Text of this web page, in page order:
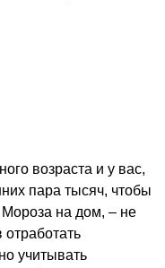
возраста и у вас,
пара тысяч, чтобы
на дом, – не
отработать
учитывать